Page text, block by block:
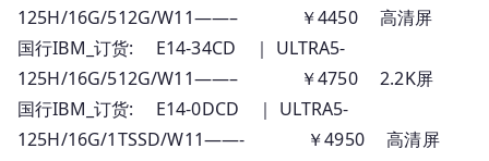
125H/16G/512G/W11——– ￥4450 高清屏
国行IBM_订货: E14-34CD ｜ ULTRA5-
125H/16G/512G/W11——– ￥4750 2.2K屏
国行IBM_订货: E14-0DCD ｜ ULTRA5-
125H/16G/1TSSD/W11——- ￥4950 高清屏